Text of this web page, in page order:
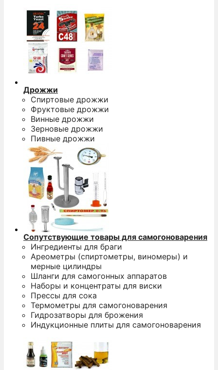
Дрожжи
Спиртовые дрожжи
Фруктовые дрожжи
Винные дрожжи
Зерновые дрожжи
Пивные дрожжи
Сопутствующие товары для самогоноварения
Ингредиенты для браги
Ареометры (спиртометры, виномеры) и
мерные цилиндры
Шланги для самогонных аппаратов
Наборы и концентраты для виски
Прессы для сока
Термометры для самогоноварения
Гидрозатворы для брожения
Индукционные плиты для самогоноварения